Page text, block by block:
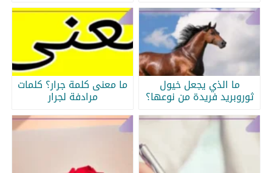
ما الذي يجعل خيول
ثوروبريد فريدة من نوعها؟
ما معنى كلمة جرار؟ كلمات
مرادفة لجرار